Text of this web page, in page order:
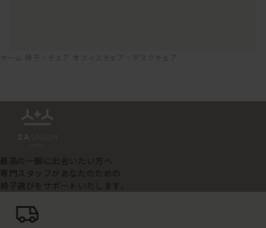
ホーム 椅子・チェア オフィスチェア・デスクチェア
最高の一脚に出会いたい方へ
専門スタッフがあなたのための
椅子選びをサポートいたします。